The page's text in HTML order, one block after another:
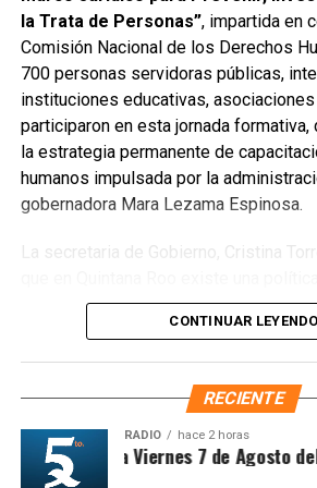
La instalación del Comité representa
la prosperidad compartida y el
social de la región, en sintonía con la
gobernadoraMara Lezama de
impulsen bienestar y mayores
familias quintanarroenses.
Fuente: 5to Poder Agencia de Noticias
la Trata de Personas”, impartida en
Comisión Nacional de los Derechos
700 personas servidoras públicas,
instituciones educativas,
participaron en esta jornada formativa,
la estrategia permanente de
humanos impulsada por la
gobernadora Mara Lezama Espinosa.
La secretaria de Gobierno, Cristina
combatir este delito, sustentada en el
de las instituciones que integran la
Construcción de la Paz. Subrayó que
dispuesto todos los recursos
la prevención y consolidar una cultura
dignidad humana, en el marco del
Bienestar y Desarrollo de Quintana
CONTINUAR LEYENDO
RECIENTE
RADIO hace 2 horas
Matutina Viernes 7 de Agosto